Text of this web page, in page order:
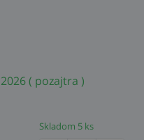
( pozajtra )
Skladom 5 ks